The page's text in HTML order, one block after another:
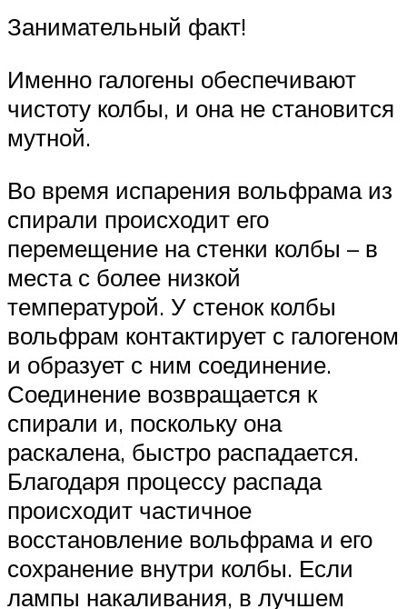
Занимательный факт!
Именно галогены обеспечивают
чистоту колбы, и она не становится
мутной.
Во время испарения вольфрама из
спирали происходит его
перемещение на стенки колбы – в
места с более низкой
температурой. У стенок колбы
вольфрам контактирует с галогеном
и образует с ним соединение.
Соединение возвращается к
спирали и, поскольку она
раскалена, быстро распадается.
Благодаря процессу распада
происходит частичное
восстановление вольфрама и его
сохранение внутри колбы. Если
лампы накаливания, в лучшем